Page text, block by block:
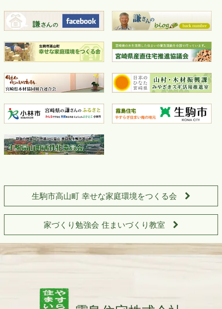
生駒市高山町 幸せな家庭環境をつくる会
家づくり勉強会 住まいづくり教室